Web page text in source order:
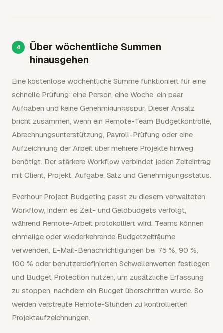
Über wöchentliche Summen
hinausgehen
Eine kostenlose wöchentliche Summe funktioniert für eine
schnelle Prüfung: eine Person, eine Woche, ein paar
Aufgaben und keine Genehmigungsspur. Dieser Ansatz
bricht zusammen, wenn ein Remote-Team Budgetkontrolle,
Abrechnungsunterstützung, Payroll-Prüfung oder eine
Aufzeichnung der Arbeit über mehrere Projekte hinweg
benötigt. Der stärkere Workflow verbindet jeden Zeiteintrag
mit Client, Projekt, Aufgabe, Satz und Genehmigungsstatus.
Everhour Project Budgeting passt zu diesem verwalteten
Workflow, indem es Zeit- und Geldbudgets verfolgt,
während Remote-Arbeit protokolliert wird. Teams können
einmalige oder wiederkehrende Budgetzeiträume
verwenden, E-Mail-Benachrichtigungen bei 75 %, 90 %,
100 % oder benutzerdefinierten Schwellenwerten festlegen
und Budget Protection nutzen, um zusätzliche Erfassung
zu stoppen, nachdem ein Budget überschritten wurde. So
werden verstreute Remote-Stunden zu kontrollierten
Projektaufzeichnungen.